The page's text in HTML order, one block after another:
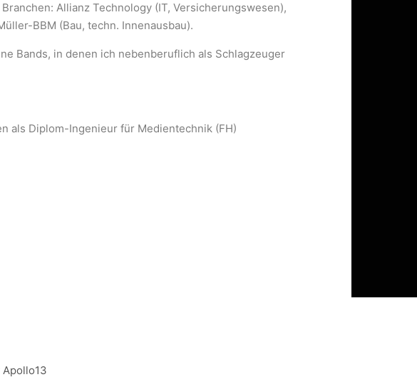
Allianz Technology (IT, Versicherungswesen),
BBM (Bau, techn. Innenausbau).
Bands, in denen ich nebenberuflich als Schlagzeuger
als Diplom-Ingenieur für Medientechnik (FH)
Apollo13